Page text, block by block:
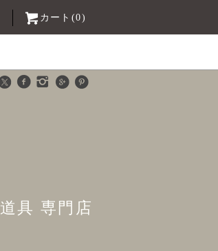
カート(0)
具 専門店